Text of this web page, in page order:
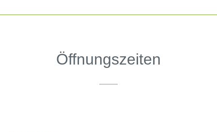
Öffnungszeiten